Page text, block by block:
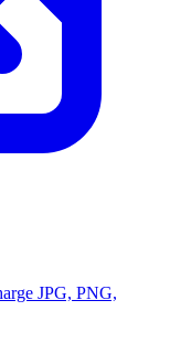
JPG, PNG,